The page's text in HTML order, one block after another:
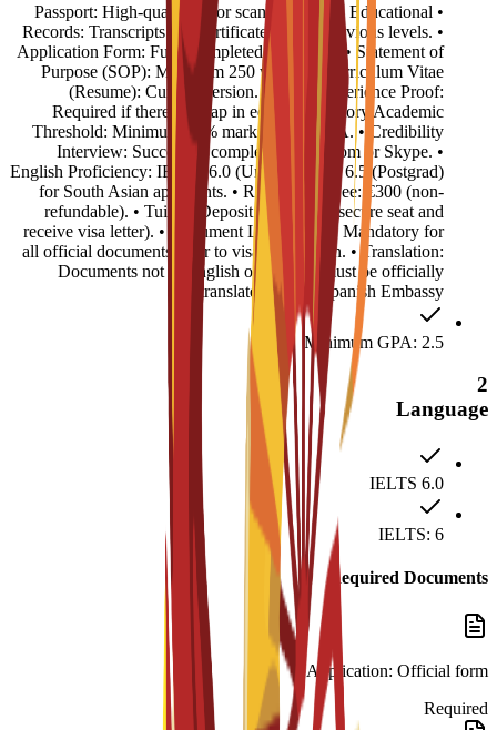
• Passport: High-quality color scanned copy. • Educational
Records: Transcripts and certificates for all previous levels. •
Application Form: Fully completed C3S form. • Statement of
Purpose (SOP): Minimum 250 words. • Curriculum Vitae
(Resume): Current version. • Work Experience Proof:
Required if there is a gap in education history.Academic
Threshold: Minimum 50% marks or 2.5 GPA. • Credibility
Interview: Successful completion via Zoom or Skype. •
English Proficiency: IELTS 6.0 (Undergrad) or 6.5 (Postgrad)
for South Asian applicants. • Registration Fee: €300 (non-
refundable). • Tuition Deposit: €4,500 (to secure seat and
receive visa letter). • Document Legalization: Mandatory for
all official documents prior to visa submission. • Translation:
Documents not in English or Spanish must be officially
translated for the Spanish Embassy.
Minimum GPA: 2.5
2
Language
IELTS 6.0
IELTS: 6
Required Documents
Application: Official form.
Required